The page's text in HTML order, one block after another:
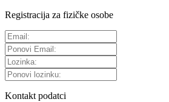
Registracija za fizičke osobe
Kontakt podatci